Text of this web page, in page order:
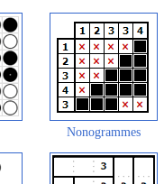
Nonogrammes